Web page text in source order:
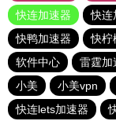
快连加速器
快连
快鸭加速器
快柠
软件中心
雷霆加
小美
小美vpn
快连lets加速器